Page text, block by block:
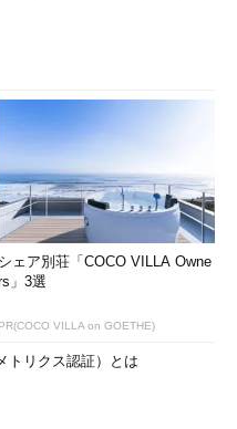
シェア別荘「COCO VILLA Owne
」3選
PR(COCO VILLA on GOETHE)
トリクス認証）とは